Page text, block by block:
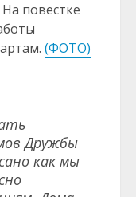
повестке
(ФОТО)
Дружбы
как мы